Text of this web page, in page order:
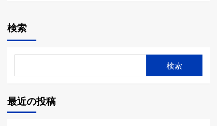
検索
検索
最近の投稿